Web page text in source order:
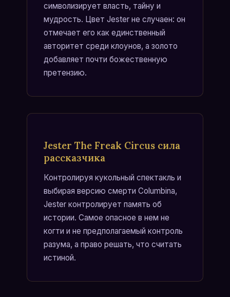
символизирует власть, тайну и
мудрость. Цвет Jester не случаен: он
отмечает его как единственный
авторитет среди клоунов, а золото
добавляет почти божественную
претензию.
Jester The Freak Circus сила
рассказчика
Контролируя кукольный спектакль и
выбирая версию смерти Columbina,
Jester контролирует память об
истории. Самое опасное в нем не
когти и не предполагаемый контроль
разума, а право решать, что считать
истиной.